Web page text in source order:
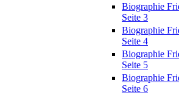
Biographie
Seite 3
Biographie
Seite 4
Biographie
Seite 5
Biographie
Seite 6